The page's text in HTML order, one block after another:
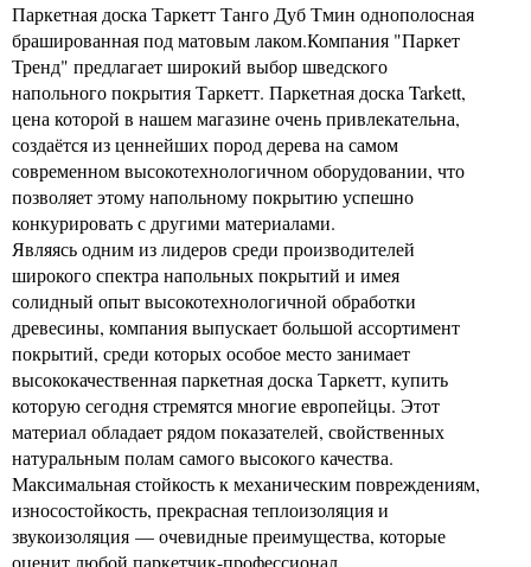
Паркетная доска Таркетт Танго Дуб Тмин однополосная
брашированная под матовым лаком.Компания "Паркет
Тренд" предлагает широкий выбор шведского
напольного покрытия Таркетт. Паркетная доска Tarkett,
цена которой в нашем магазине очень привлекательна,
создаётся из ценнейших пород дерева на самом
современном высокотехнологичном оборудовании, что
позволяет этому напольному покрытию успешно
конкурировать с другими материалами.
Являясь одним из лидеров среди производителей
широкого спектра напольных покрытий и имея
солидный опыт высокотехнологичной обработки
древесины, компания выпускает большой ассортимент
покрытий, среди которых особое место занимает
высококачественная паркетная доска Таркетт, купить
которую сегодня стремятся многие европейцы. Этот
материал обладает рядом показателей, свойственных
натуральным полам самого высокого качества.
Максимальная стойкость к механическим повреждениям,
износостойкость, прекрасная теплоизоляция и
звукоизоляция — очевидные преимущества, которые
оценит любой паркетчик-профессионал.